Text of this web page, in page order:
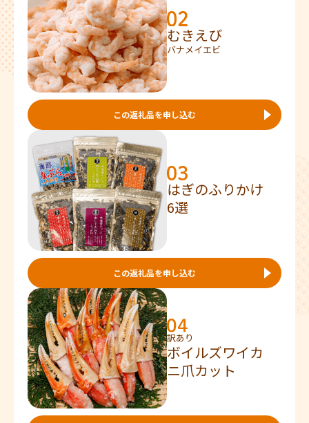
むきえび
バナメイエビ
この返礼品を申し込む
はぎのふりかけ
6選
この返礼品を申し込む
訳あり
ボイルズワイカ
ニ爪カット